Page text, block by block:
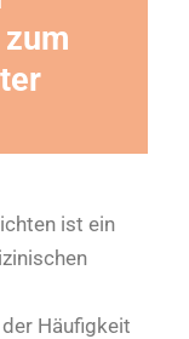
ist ein
Häufigkeit